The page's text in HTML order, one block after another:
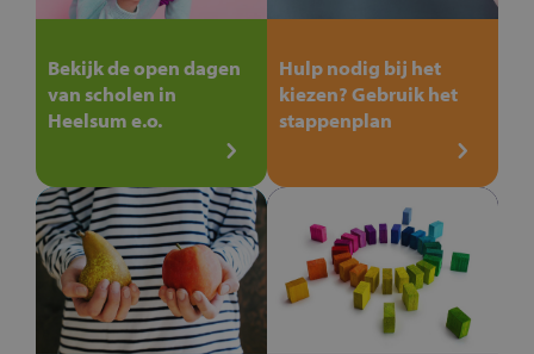
Bekijk de open dagen
van scholen in
Heelsum e.o.
Hulp nodig bij het
kiezen? Gebruik het
stappenplan